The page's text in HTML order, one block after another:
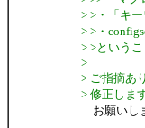
> >・「キ
> >・
> >というこ
>
> ご指摘あ
> 修正しま
お願いし